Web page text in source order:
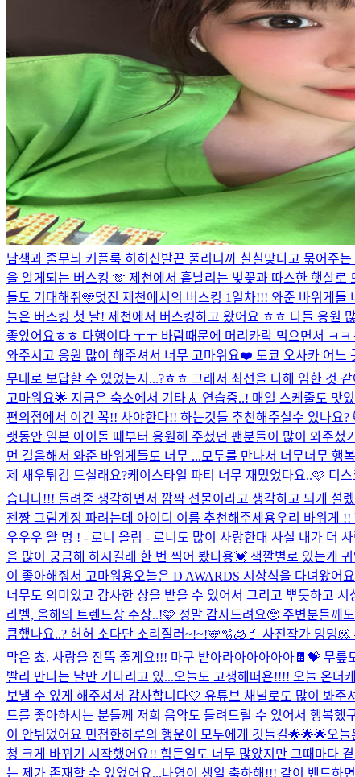
남색과 줄무늬 커플룩 히히 신발끈 풀리니까 칠칠맞다고 묶어주
을 알게되는 버스킹 🫶 제천에서 흩날리는 벚꽃과 따스한 햇살로
들도 기대해줘🩵멋진 제천에서의 버스킹 1일차!!! 와준 바위게들
늘은 버스킹 첫 날! 제천에서 버스킹하고 왔어요 ㅎㅎ 다들 응원
좋았어요ㅎㅎ 다행이다 ㅜㅜ 바람때문에 머리카락 먹으면서 ㅋ
와주시고 응원 많이 해주셔서 너무 고마워요❤️ 도쿄 오사카 어느
무대로 보답할 수 있었는지...?ㅎㅎ 그래서 최선을 다해 임한 것
고마워요🌟 지금은 숙소에서 기타🎸 연습중..! 매일 스케줄도 맛
편의점에서 이건 꼭!! 사야한다!! 하는것들 추천해주실수 있나요?
랫동안 일본 아이돌 때부터 응원해 주셨던 팬분들이 많이 와주
먼 걸음해서 와준 바위게들도 너무 ...모두를 만나서 너무너무 행
제 새우튀김 드실래요?케이스타일 파티 너무 재밌었다요..🩷 디
습니다!!! 들려줄 생각하면서 깜짝 선물이라고 생각하고 되게 설
젠짱 그림계정 파려는데 아이디 이름 추천해주세용우리 바위게 !!
우우우 왈 멍 ! - 로니 올림 - 로니도 많이 사랑한대 사실 내가 더
을 많이 궁금해 하시길래 한 번 찍어 봤다용💓 색깔별로 있는게
이 좋아해줘서 고마워용오늘은 D AWARDS 시상식을 다녀왔어
너무도 의미있고 감사한 상을 받을 수 있어서 그리고 뿌듯하고
라벨, 올해의 트렌드상 수상..!🩵 정말 감사드려요🥹 주변분들께
큼했나요..? 허허 소다단 소리질러~!~!🩵🫧🧊🧃 사진작가 밍밍
막은 쵸. 사랑을 잔뜩 줄게요!!! 마구 받아라아아아아아🍫💝 무
빨리 만나는 날만 기다리고 있...오늘도 고생해떠욘!!!! 오늘 온더
보낼 수 있게 해주셔서 감사합니다🤍 유튜브 채널로도 많이 봐
드를 좋아하시는 분들께 저희 음악도 들려드릴 수 있어서 행복했
이 안튀었어요 민첩한하루의 행운이 모두에게 깃들길🌟🌟🌟오
청 크게 바뀌기 시작했어요!! 힘든일도 너무 많았지만 그때마다
는 제가 존재할 수 있었어요...나영이 생일 축하해!!! 같이 밴드하